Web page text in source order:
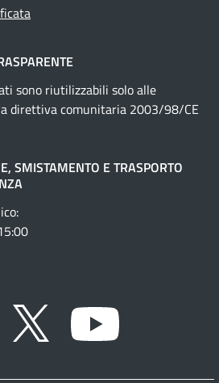
sono riutilizzabili solo alle
direttiva comunitaria 2003/98/CE
SMISTAMENTO E TRASPORTO
Instagram Twitter